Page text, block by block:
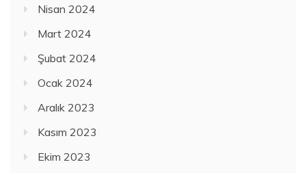
Nisan 2024
Mart 2024
Şubat 2024
Ocak 2024
Aralık 2023
Kasım 2023
Ekim 2023